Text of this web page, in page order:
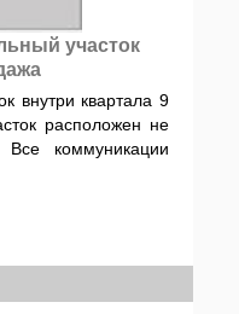
участок
внутри квартала 9
расположен не
коммуникации